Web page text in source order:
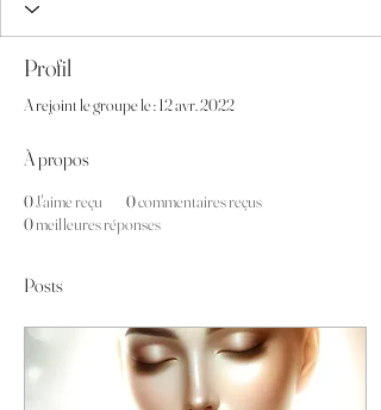
Profil
A rejoint le groupe le : 12 avr. 2022
À propos
0J'aime reçu 0commentaires reçus
0meilleures réponses
Posts